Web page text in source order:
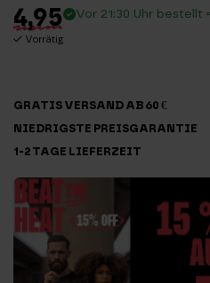
4,95
Vorrätig
Vor 21:30 Uhr bestellt
GRATIS VERSAND AB 60 €
NIEDRIGSTE PREISGARANTIE
1-2 TAGE LIEFERZEIT